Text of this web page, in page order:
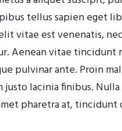
tellus sapien eget
vitae est venenatis,
Aenean vitae tincidunt
pulvinar ante. Proin
lacinia finibus.
pharetra at, tincidunt